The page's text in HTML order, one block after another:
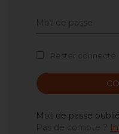
Mot de passe oublié